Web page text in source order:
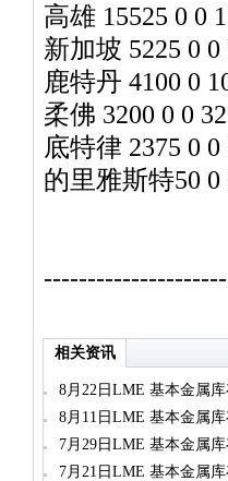
高雄 15525 0 0
新加坡 5225 0 0
鹿特丹 4100 0
柔佛 3200 0 0
底特律 2375 0 0
的里雅斯特50 0
相关资讯
8月22日LME 基本金属
8月11日LME 基本金属
7月29日LME 基本金属
7月21日LME 基本金属